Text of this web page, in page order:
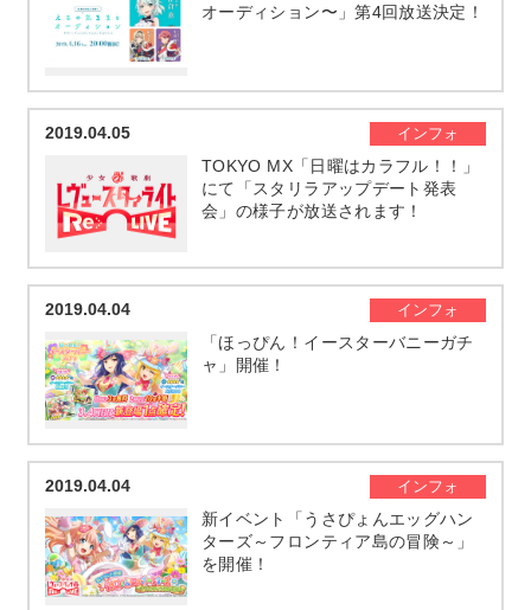
オーディション〜」第4回放送決定！
2019.04.05 インフォ
TOKYO MX「日曜はカラフル！！」
にて「スタリラアップデート発表
会」の様子が放送されます！
2019.04.04 インフォ
「ほっぴん！イースターバニーガチ
ャ」開催！
2019.04.04 インフォ
新イベント「うさぴょんエッグハン
ターズ～フロンティア島の冒険～」
を開催！